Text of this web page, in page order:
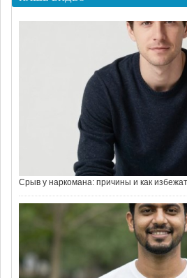
Срыв у наркомана:
Срыв у наркомана: причины и как
Принудительное лечение